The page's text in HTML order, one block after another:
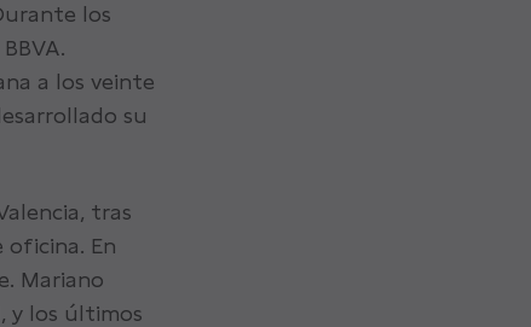
los
a los veinte
su
tras
oficina. En
Mariano
y los últimos